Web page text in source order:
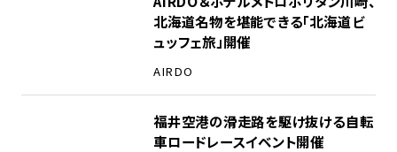
北海道名物を堪能できる「北海道ビ
ュッフェ旅」開催
AIRDO
福井空港の滑走路を駆け抜ける自転
車ロードレースイベント開催